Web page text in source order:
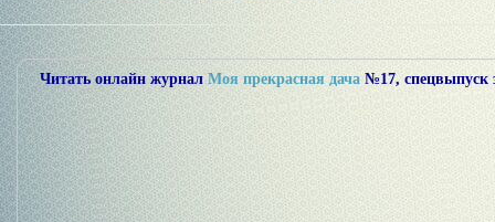
Читать онлайн журнал Моя прекрасная дача №17, спецвыпуск